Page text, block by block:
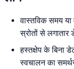
वास्तविक समय
स्रोतों से लगातार
हस्तक्षेप के बिना
स्वचालन का